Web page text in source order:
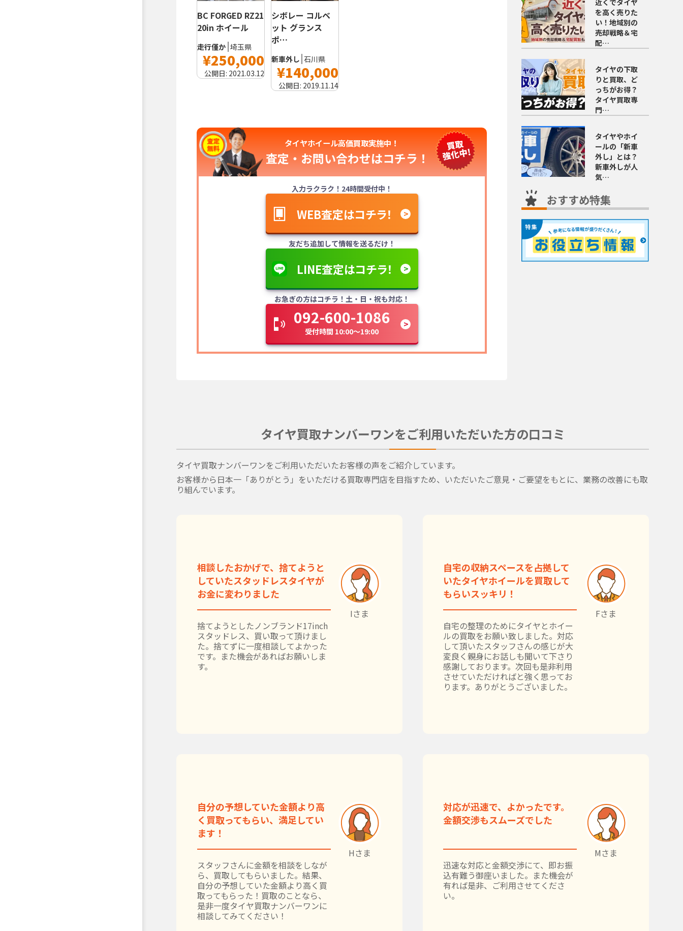
BC FORGED RZ21
20in ホイール
走行僅か 埼玉県
¥250,000
公開日: 2021.03.12
シボレー コルベ
ット グランス
ポ…
新車外し 石川県
¥140,000
公開日: 2019.11.14
タイヤホイール高価買取実施中！
査定・お問い合わせはコチラ！
入力ラクラク！24時間受付中！
WEB査定はコチラ！
友だち追加して情報を送るだけ！
LINE査定はコチラ！
お急ぎの方はコチラ！土・日・祝も対応！
092-600-1086
受付時間 10:00～19:00
近くでタイヤ
を高く売りた
い！地域別の
売却戦略＆宅
配…
タイヤの下取
りと買取、ど
っちがお得？
タイヤ買取専
門…
タイヤやホイ
ールの「新車
外し」とは？
新車外しが人
気…
おすすめ特集
タイヤ買取ナンバーワンをご利用いただいた方の口コミ
タイヤ買取ナンバーワンをご利用いただいたお客様の声をご紹介しています。
お客様から日本一「ありがとう」をいただける買取専門店を目指すため、いただいたご意見・ご要望をもとに、業務の改善にも取
り組んでいます。
相談したおかげで、捨てようと
していたスタッドレスタイヤが
お金に変わりました
捨てようとしたノンブランド17inch
スタッドレス、買い取って頂けまし
た。捨てずに一度相談してよかった
です。また機会があればお願いしま
す。
Iさま
自宅の収納スペースを占拠して
いたタイヤホイールを買取して
もらいスッキリ！
自宅の整理のためにタイヤとホイー
ルの買取をお願い致しました。対応
して頂いたスタッフさんの感じが大
変良く親身にお話しも聞いて下さり
感謝しております。次回も是非利用
させていただければと強く思ってお
ります。ありがとうございました。
Fさま
自分の予想していた金額より高
く買取ってもらい、満足してい
ます！
スタッフさんに金額を相談をしなが
ら、買取してもらいました。結果、
自分の予想していた金額より高く買
取ってもらった！買取のことなら、
是非一度タイヤ買取ナンバーワンに
相談してみてください！
Hさま
対応が迅速で、よかったです。
金額交渉もスムーズでした
迅速な対応と金額交渉にて、即お振
込有難う御座いました。また機会が
有れば是非、ご利用させてくださ
い。
Mさま